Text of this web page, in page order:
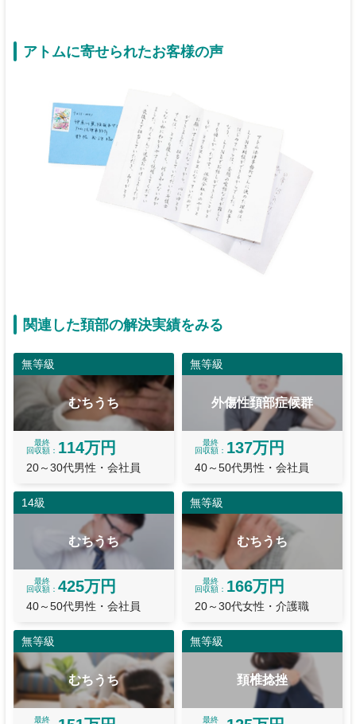
アトムに寄せられたお客様の声
関連した頚部の解決実績をみる
無等級
むちうち
最終
回収額
114万円
20～30代男性・会社員
無等級
外傷性頚部症候群
最終
回収額
137万円
40～50代男性・会社員
14級
むちうち
最終
回収額
425万円
40～50代男性・会社員
無等級
むちうち
最終
回収額
166万円
20～30代女性・介護職
無等級
むちうち
最終
無等級
頚椎捻挫
最終